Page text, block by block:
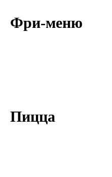
Фри-меню
Пицца